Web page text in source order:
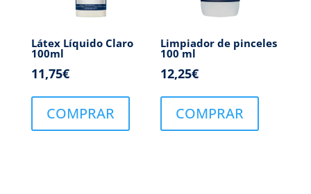
Látex Líquido Claro
100ml
11,75€
COMPRAR
Limpiador de pinceles
100 ml
12,25€
COMPRAR